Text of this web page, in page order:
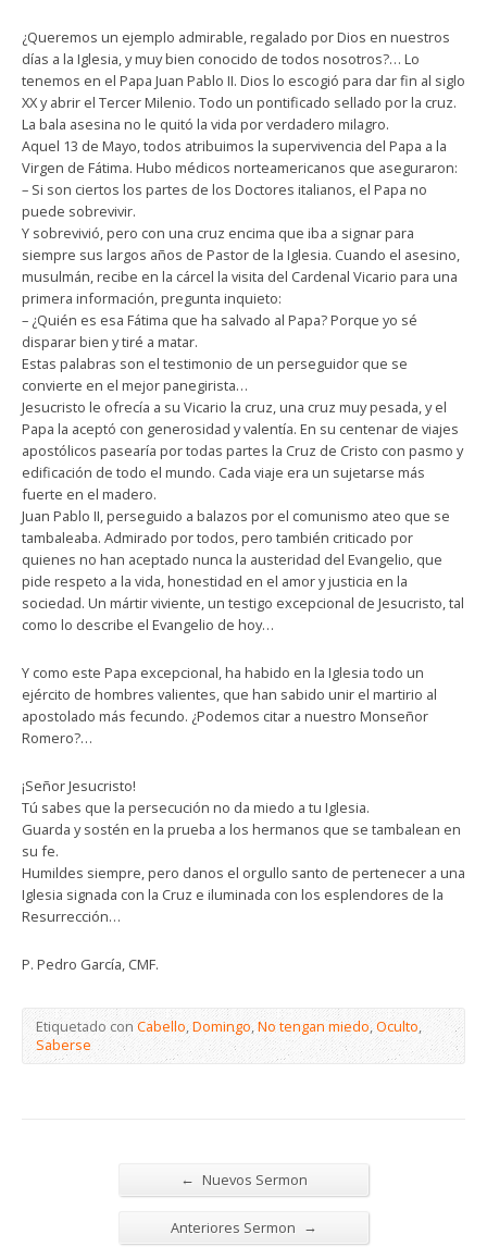
¿Queremos un ejemplo admirable, regalado por Dios en nuestros
días a la Iglesia, y muy bien conocido de todos nosotros?… Lo
tenemos en el Papa Juan Pablo II. Dios lo escogió para dar fin al siglo
XX y abrir el Tercer Milenio. Todo un pontificado sellado por la cruz.
La bala asesina no le quitó la vida por verdadero milagro.
Aquel 13 de Mayo, todos atribuimos la supervivencia del Papa a la
Virgen de Fátima. Hubo médicos norteamericanos que aseguraron:
– Si son ciertos los partes de los Doctores italianos, el Papa no
puede sobrevivir.
Y sobrevivió, pero con una cruz encima que iba a signar para
siempre sus largos años de Pastor de la Iglesia. Cuando el asesino,
musulmán, recibe en la cárcel la visita del Cardenal Vicario para una
primera información, pregunta inquieto:
– ¿Quién es esa Fátima que ha salvado al Papa? Porque yo sé
disparar bien y tiré a matar.
Estas palabras son el testimonio de un perseguidor que se
convierte en el mejor panegirista…
Jesucristo le ofrecía a su Vicario la cruz, una cruz muy pesada, y el
Papa la aceptó con generosidad y valentía. En su centenar de viajes
apostólicos pasearía por todas partes la Cruz de Cristo con pasmo y
edificación de todo el mundo. Cada viaje era un sujetarse más
fuerte en el madero.
Juan Pablo II, perseguido a balazos por el comunismo ateo que se
tambaleaba. Admirado por todos, pero también criticado por
quienes no han aceptado nunca la austeridad del Evangelio, que
pide respeto a la vida, honestidad en el amor y justicia en la
sociedad. Un mártir viviente, un testigo excepcional de Jesucristo, tal
como lo describe el Evangelio de hoy…
Y como este Papa excepcional, ha habido en la Iglesia todo un
ejército de hombres valientes, que han sabido unir el martirio al
apostolado más fecundo. ¿Podemos citar a nuestro Monseñor
Romero?…
¡Señor Jesucristo!
Tú sabes que la persecución no da miedo a tu Iglesia.
Guarda y sostén en la prueba a los hermanos que se tambalean en
su fe.
Humildes siempre, pero danos el orgullo santo de pertenecer a una
Iglesia signada con la Cruz e iluminada con los esplendores de la
Resurrección…
P. Pedro García, CMF.
Etiquetado conCabello,Domingo,No tengan miedo,Oculto,
Saberse
← Nuevos Sermon
Anteriores Sermon →